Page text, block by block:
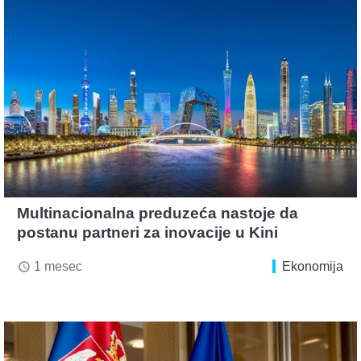
Multinacionalna preduzeća nastoje da
postanu partneri za inovacije u Kini
access_time 1 mesec Ekonomija